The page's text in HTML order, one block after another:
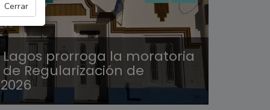
Cerrar
prorroga la moratoria
Regularización de